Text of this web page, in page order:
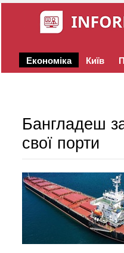
Економіка Київ
Бангладеш
свої порти